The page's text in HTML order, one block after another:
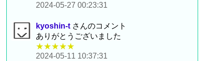
2024-05-27 00:23:31
kyoshin-t さんのコメント
ありがとうございました
★★★★★
2024-05-11 10:37:31